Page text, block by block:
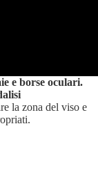
e borse oculari.
la zona del viso e